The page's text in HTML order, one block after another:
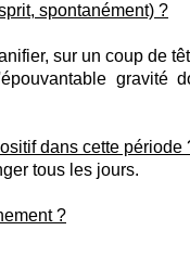
spontanément) ?
sur un coup de
gravité
dans cette période
tous les jours.
?